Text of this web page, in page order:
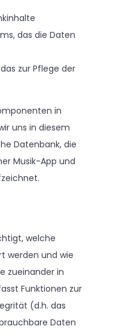
das die Daten
zur Pflege der
in
uns in diesem
Datenbank, die
Musik-App und
welche
werden und wie
zueinander in
Funktionen zur
(d.h. das
Daten